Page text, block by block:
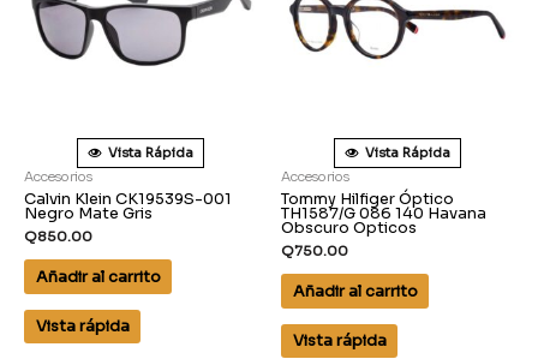
Vista Rápida
Accesorios
Calvin Klein CK19539S-001
Negro Mate Gris
Q850.00
Añadir al carrito
Vista rápida
Vista Rápida
Accesorios
Tommy Hilfiger Óptico
TH1587/G 086 140 Havana
Obscuro Opticos
Q750.00
Añadir al carrito
Vista rápida